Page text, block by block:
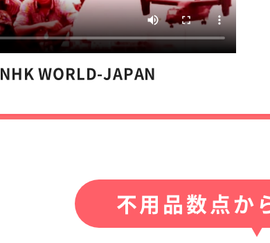
NHK WORLD-JAPAN
不用品数点か